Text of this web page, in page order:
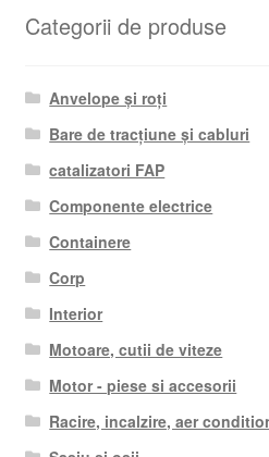
Categorii de produse
Anvelope și roți
Bare de tracțiune și cabluri
catalizatori FAP
Componente electrice
Containere
Corp
Interior
Motoare, cutii de viteze
Motor - piese si accesorii
Racire, incalzire, aer